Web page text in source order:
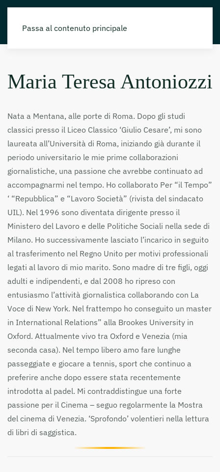
Passa al contenuto principale
Maria Teresa Antoniozzi
Nata a Mentana, alle porte di Roma. Dopo gli studi
classici presso il Liceo Classico ‘Giulio Cesare’, mi sono
laureata all’Università di Roma, iniziando già durante il
periodo universitario le mie prime collaborazioni
giornalistiche, una passione che avrebbe continuato ad
accompagnarmi nel tempo. Ho collaborato Per “il Tempo”
‘ “Repubblica” e “Lavoro Società” (rivista del sindacato
UIL). Nel 1996 sono diventata dirigente presso il
Ministero del Lavoro e delle Politiche Sociali nella sede di
Milano. Ho successivamente lasciato l’incarico in seguito
al trasferimento nel Regno Unito per motivi professionali
legati al lavoro di mio marito. Sono madre di tre figli, oggi
adulti e indipendenti, e dal 2008 ho ripreso con
entusiasmo l’attività giornalistica collaborando con La
Voce di New York. Nel frattempo ho conseguito un master
in International Relations” alla Brookes University in
Oxford. Attualmente vivo tra Oxford e Venezia (mia
seconda casa). Nel tempo libero amo fare lunghe
passeggiate e giocare a tennis, sport che continuo a
preferire anche dopo essere stata recentemente
introdotta al padel. Mi contraddistingue una forte
passione per il Cinema – seguo regolarmente la Mostra
del cinema di Venezia. ‘Sprofondo’ volentieri nella lettura
di libri di saggistica.